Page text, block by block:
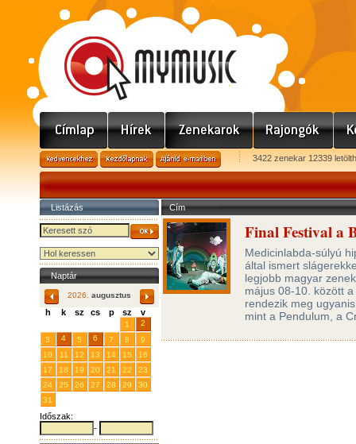
3422 zenekar 12339
Listázás
Naptár
2026. augusztus
h k sz cs p sz v
1
2
3
4 5 6 7 8
9
10
11 12 13 14 15
16
17
18 19 20 21 22
23
24
25 26 27 28 29
30
31
Időszak:
-
Cím
Final Festival a
Medicinlabda-súlyú
által ismert
legjobb magyar
május 08-10. között
rendezik meg
mint a Pendulum, a